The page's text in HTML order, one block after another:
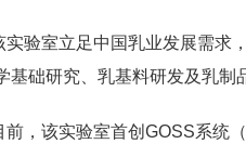
实验室立足中国乳业发展需求
基础研究、乳基料研发及乳制
前，该实验室首创GOSS系统